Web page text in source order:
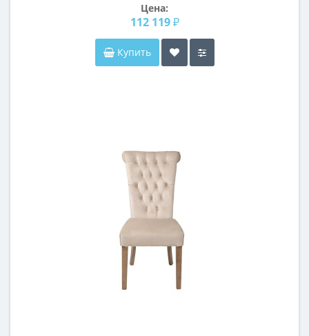
Цена:
112 119 ₽
Купить